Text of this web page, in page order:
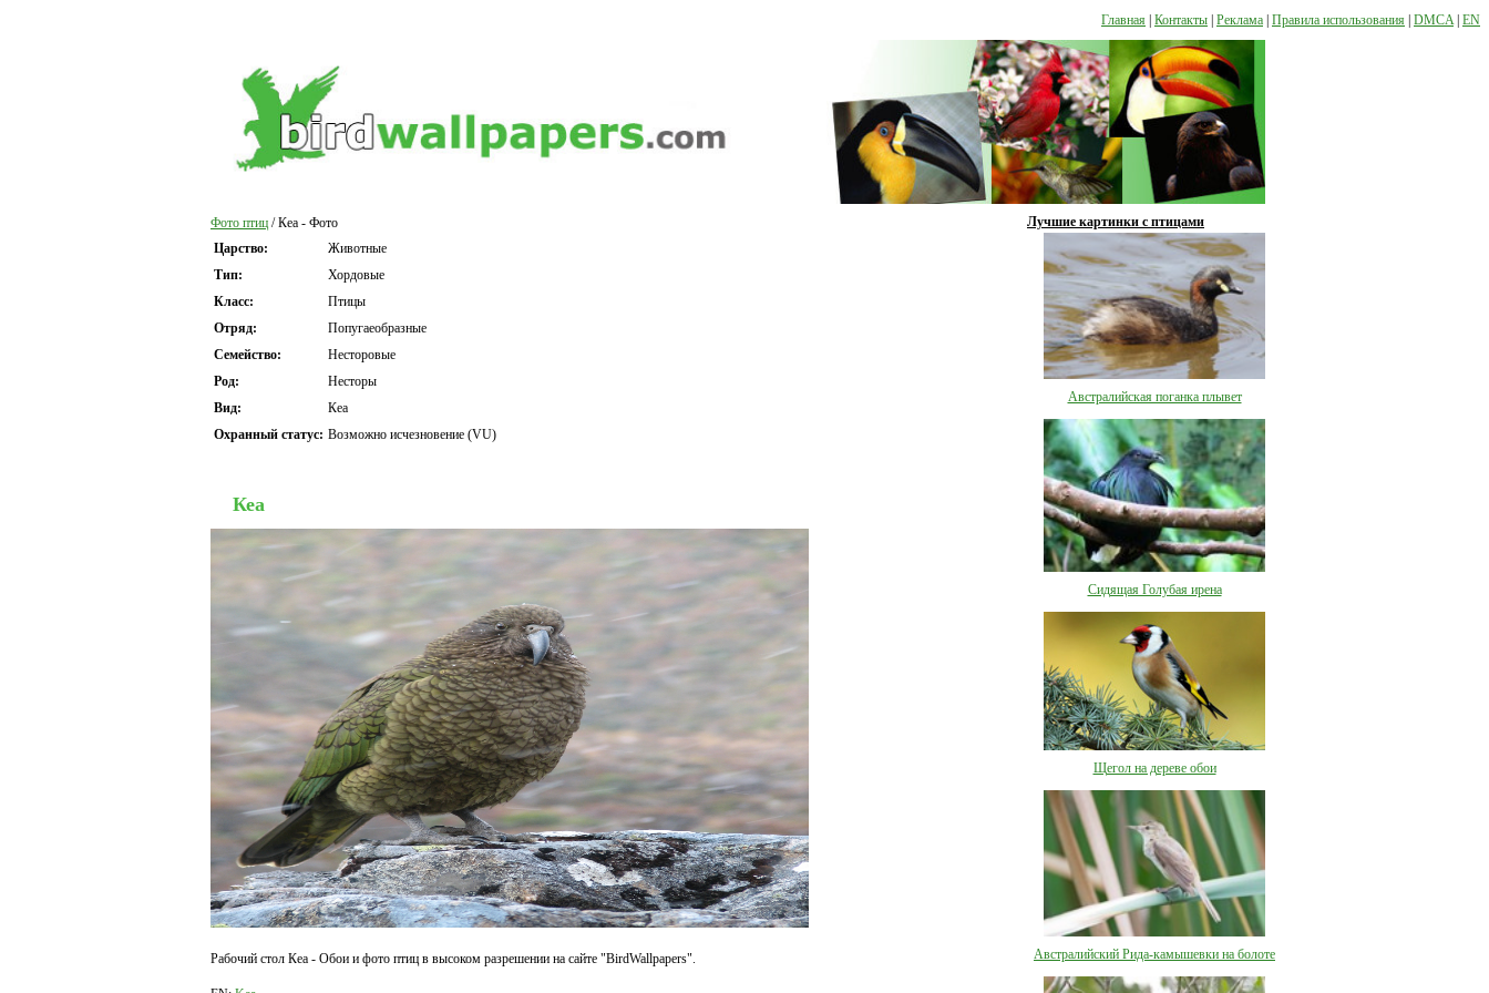
Главная Контакты Реклама Правила использования DMCA EN
Фото птиц / Кеа - Фото
Царство:
Животные
Тип:
Хордовые
Класс:
Птицы
Отряд:
Попугаеобразные
Семейство:
Несторовые
Род:
Несторы
Вид:
Кеа
Охранный статус: Возможно исчезновение (VU)
Кеа
Рабочий стол Кеа - Обои и фото птиц в высоком разрешении на сайте "BirdWallpapers".
Лучшие картинки с птицами
Австралийская поганка плывет
Сидящая Голубая ирена
Щегол на дереве обои
Австралийский Рида-камышевки на болоте